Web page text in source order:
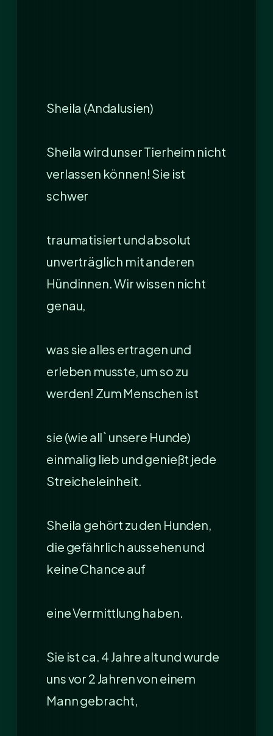
Sheila (Andalusien)
Sheila wird unser Tierheim nicht
verlassen können! Sie ist
schwer
traumatisiert und absolut
unverträglich mit anderen
Hündinnen. Wir wissen nicht
genau,
was sie alles ertragen und
erleben musste, um so zu
werden! Zum Menschen ist
sie (wie all` unsere Hunde)
einmalig lieb und genießt jede
Streicheleinheit.
Sheila gehört zu den Hunden,
die gefährlich aussehen und
keine Chance auf
eine Vermittlung haben.
Sie ist ca. 4 Jahre alt und wurde
uns vor 2 Jahren von einem
Mann gebracht,